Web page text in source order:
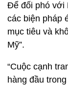
Để đối phó với
các biện pháp
mục tiêu và
Mỹ”.
“Cuộc cạnh
hàng đầu